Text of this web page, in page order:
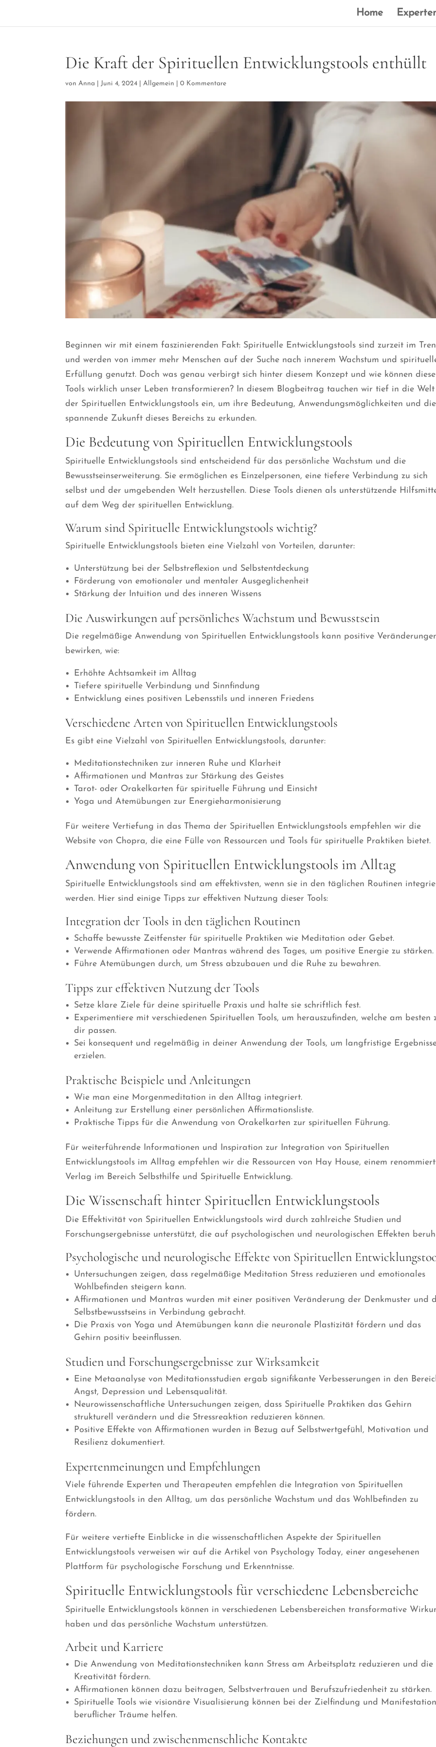
Home
Die Kraft der Spirituellen Entwicklungstools enthüllt
vonAnna |Juni 4, 2024 |Allgemein |0 Kommentare
Beginnen wir mit einem faszinierenden Fakt: Spirituelle Entwicklungstools sind zurzeit im
und werden von immer mehr Menschen auf der Suche nach innerem Wachstum und
Erfüllung genutzt. Doch was genau verbirgt sich hinter diesem Konzept und wie können diese
Tools wirklich unser Leben transformieren? In diesem Blogbeitrag tauchen wir tief in die Welt
der Spirituellen Entwicklungstools ein, um ihre Bedeutung, Anwendungsmöglichkeiten und die
spannende Zukunft dieses Bereichs zu erkunden.
Die Bedeutung von Spirituellen Entwicklungstools
Spirituelle Entwicklungstools sind entscheidend für das persönliche Wachstum und die
Bewusstseinserweiterung. Sie ermöglichen es Einzelpersonen, eine tiefere Verbindung zu sich
selbst und der umgebenden Welt herzustellen. Diese Tools dienen als unterstützende
auf dem Weg der spirituellen Entwicklung.
Warum sind Spirituelle Entwicklungstools wichtig?
Spirituelle Entwicklungstools bieten eine Vielzahl von Vorteilen, darunter:
Unterstützung bei der Selbstreflexion und Selbstentdeckung
Förderung von emotionaler und mentaler Ausgeglichenheit
Stärkung der Intuition und des inneren Wissens
Die Auswirkungen auf persönliches Wachstum und Bewusstsein
Die regelmäßige Anwendung von Spirituellen Entwicklungstools kann positive
bewirken, wie:
Erhöhte Achtsamkeit im Alltag
Tiefere spirituelle Verbindung und Sinnfindung
Entwicklung eines positiven Lebensstils und inneren Friedens
Verschiedene Arten von Spirituellen Entwicklungstools
Es gibt eine Vielzahl von Spirituellen Entwicklungstools, darunter:
Meditationstechniken zur inneren Ruhe und Klarheit
Affirmationen und Mantras zur Stärkung des Geistes
Tarot- oder Orakelkarten für spirituelle Führung und Einsicht
Yoga und Atemübungen zur Energieharmonisierung
Für weitere Vertiefung in das Thema der Spirituellen Entwicklungstools empfehlen wir die
Website von Chopra, die eine Fülle von Ressourcen und Tools für spirituelle Praktiken bietet.
Anwendung von Spirituellen Entwicklungstools im Alltag
Spirituelle Entwicklungstools sind am effektivsten, wenn sie in den täglichen Routinen
werden. Hier sind einige Tipps zur effektiven Nutzung dieser Tools:
Integration der Tools in den täglichen Routinen
Schaffe bewusste Zeitfenster für spirituelle Praktiken wie Meditation oder Gebet.
Verwende Affirmationen oder Mantras während des Tages, um positive Energie zu stärken.
Führe Atemübungen durch, um Stress abzubauen und die Ruhe zu bewahren.
Tipps zur effektiven Nutzung der Tools
Setze klare Ziele für deine spirituelle Praxis und halte sie schriftlich fest.
Experimentiere mit verschiedenen Spirituellen Tools, um herauszufinden, welche am besten
dir passen.
Sei konsequent und regelmäßig in deiner Anwendung der Tools, um langfristige
erzielen.
Praktische Beispiele und Anleitungen
Wie man eine Morgenmeditation in den Alltag integriert.
Anleitung zur Erstellung einer persönlichen Affirmationsliste.
Praktische Tipps für die Anwendung von Orakelkarten zur spirituellen Führung.
Für weiterführende Informationen und Inspiration zur Integration von Spirituellen
Entwicklungstools im Alltag empfehlen wir die Ressourcen von Hay House, einem
Verlag im Bereich Selbsthilfe und Spirituelle Entwicklung.
Die Wissenschaft hinter Spirituellen Entwicklungstools
Die Effektivität von Spirituellen Entwicklungstools wird durch zahlreiche Studien und
Forschungsergebnisse unterstützt, die auf psychologischen und neurologischen Effekten
Psychologische und neurologische Effekte von Spirituellen
Untersuchungen zeigen, dass regelmäßige Meditation Stress reduzieren und emotionales
Wohlbefinden steigern kann.
Affirmationen und Mantras wurden mit einer positiven Veränderung der Denkmuster und
Selbstbewusstseins in Verbindung gebracht.
Die Praxis von Yoga und Atemübungen kann die neuronale Plastizität fördern und das
Gehirn positiv beeinflussen.
Studien und Forschungsergebnisse zur Wirksamkeit
Eine Metaanalyse von Meditationsstudien ergab signifikante Verbesserungen in den
Angst, Depression und Lebensqualität.
Neurowissenschaftliche Untersuchungen zeigen, dass Spirituelle Praktiken das Gehirn
strukturell verändern und die Stressreaktion reduzieren können.
Positive Effekte von Affirmationen wurden in Bezug auf Selbstwertgefühl, Motivation und
Resilienz dokumentiert.
Expertenmeinungen und Empfehlungen
Viele führende Experten und Therapeuten empfehlen die Integration von Spirituellen
Entwicklungstools in den Alltag, um das persönliche Wachstum und das Wohlbefinden zu
fördern.
Für weitere vertiefte Einblicke in die wissenschaftlichen Aspekte der Spirituellen
Entwicklungstools verweisen wir auf die Artikel von Psychology Today, einer angesehenen
Plattform für psychologische Forschung und Erkenntnisse.
Spirituelle Entwicklungstools für verschiedene Lebensbereiche
Spirituelle Entwicklungstools können in verschiedenen Lebensbereichen transformative
haben und das persönliche Wachstum unterstützen.
Arbeit und Karriere
Die Anwendung von Meditationstechniken kann Stress am Arbeitsplatz reduzieren und die
Kreativität fördern.
Affirmationen können dazu beitragen, Selbstvertrauen und Berufszufriedenheit zu stärken.
Spirituelle Tools wie visionäre Visualisierung können bei der Zielfindung und
beruflicher Träume helfen.
Beziehungen und zwischenmenschliche Kontakte